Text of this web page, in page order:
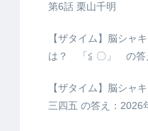
第6話 栗山千明
【ザタイム】脳シャ
は？ 「≦ 〇」 の答
【ザタイム】脳シャ
三四五 の答え：2026